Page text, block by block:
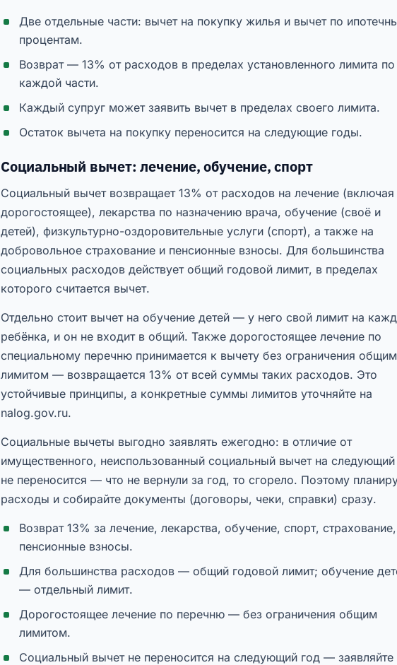
Две отдельные части: вычет на покупку жилья и вычет по
процентам.
Возврат — 13% от расходов в пределах установленного лимита по
каждой части.
Каждый супруг может заявить вычет в пределах своего лимита.
Остаток вычета на покупку переносится на следующие годы.
Социальный вычет: лечение, обучение, спорт
Социальный вычет возвращает 13% от расходов на лечение (включая
дорогостоящее), лекарства по назначению врача, обучение (своё и
детей), физкультурно-оздоровительные услуги (спорт), а также на
добровольное страхование и пенсионные взносы. Для большинства
социальных расходов действует общий годовой лимит, в пределах
которого считается вычет.
Отдельно стоит вычет на обучение детей — у него свой лимит на
ребёнка, и он не входит в общий. Также дорогостоящее лечение по
специальному перечню принимается к вычету без ограничения общим
лимитом — возвращается 13% от всей суммы таких расходов. Это
устойчивые принципы, а конкретные суммы лимитов уточняйте на
nalog.gov.ru.
Социальные вычеты выгодно заявлять ежегодно: в отличие от
имущественного, неиспользованный социальный вычет на следующий
не переносится — что не вернули за год, то сгорело. Поэтому
расходы и собирайте документы (договоры, чеки, справки) сразу.
Возврат 13% за лечение, лекарства, обучение, спорт, страхование,
пенсионные взносы.
Для большинства расходов — общий годовой лимит; обучение
— отдельный лимит.
Дорогостоящее лечение по перечню — без ограничения общим
лимитом.
Социальный вычет не переносится на следующий год — заявляйте